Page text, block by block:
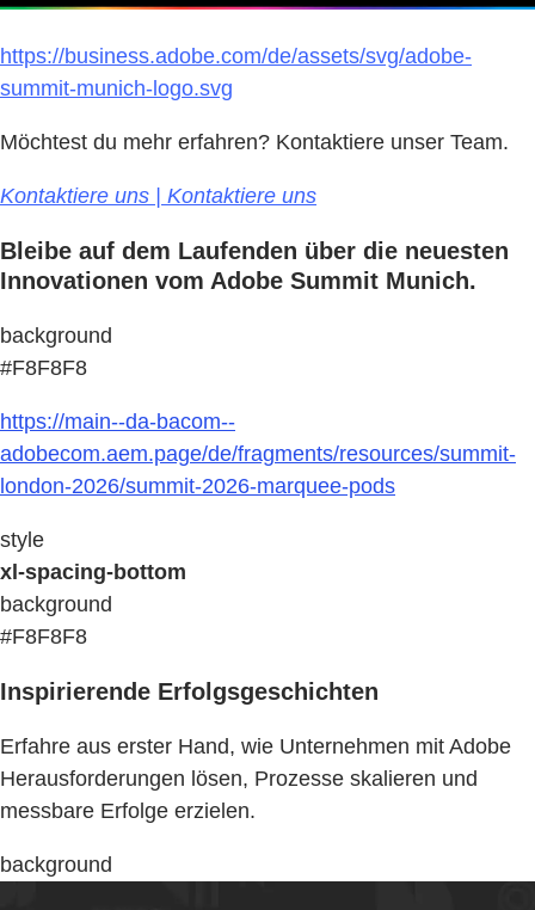
https://business.adobe.com/de/assets/svg/adobe-
summit-munich-logo.svg
Möchtest du mehr erfahren? Kontaktiere unser Team.
Kontaktiere uns | Kontaktiere uns
Bleibe auf dem Laufenden über die neuesten
Innovationen vom Adobe Summit Munich.
background
#F8F8F8
https://main--da-bacom--
adobecom.aem.page/de/fragments/resources/summit-
london-2026/summit-2026-marquee-pods
style
xl-spacing-bottom
background
#F8F8F8
Inspirierende Erfolgsgeschichten
Erfahre aus erster Hand, wie Unternehmen mit Adobe
Herausforderungen lösen, Prozesse skalieren und
messbare Erfolge erzielen.
background